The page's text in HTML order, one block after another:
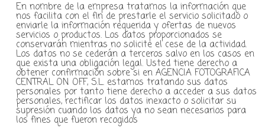
En nombre de la empresa tratamos la información que
nos facilita con el fin de prestarle el servicio solicitado o
enviarle la información requerida y ofertas de nuevos
servicios o productos. Los datos proporcionados se
conservarán mientras no solicite el cese de la actividad.
Los datos no se cederán a terceros salvo en los casos en
que exista una obligación legal. Usted tiene derecho a
obtener confirmación sobre si en AGENCIA FOTOGRAFICA
CENTRAL ON OFF, S.L. estamos tratando sus datos
personales por tanto tiene derecho a acceder a sus datos
personales, rectificar los datos inexacto o solicitar su
supresión cuando los datos ya no sean necesarios para
los fines que fueron recogidos